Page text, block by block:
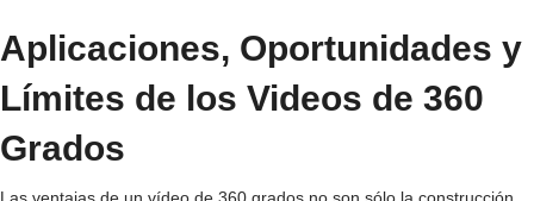
Aplicaciones, Oportunidades y
Límites de los Videos de 360
Grados